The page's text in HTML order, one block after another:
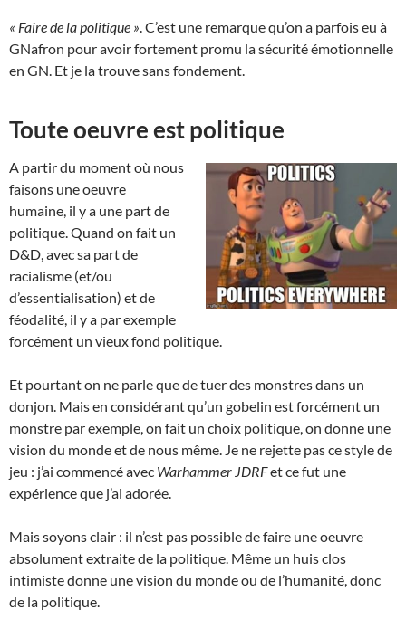
« Faire de la politique ». C’est une remarque qu’on a parfois eu à
GNafron pour avoir fortement promu la sécurité émotionnelle
en GN. Et je la trouve sans fondement.
Toute oeuvre est politique
A partir du moment où nous
faisons une oeuvre
humaine, il y a une part de
politique. Quand on fait un
D&D, avec sa part de
racialisme (et/ou
d’essentialisation) et de
féodalité, il y a par exemple
forcément un vieux fond politique.
Et pourtant on ne parle que de tuer des monstres dans un
donjon. Mais en considérant qu’un gobelin est forcément un
monstre par exemple, on fait un choix politique, on donne une
vision du monde et de nous même. Je ne rejette pas ce style de
jeu : j’ai commencé avec Warhammer JDRFet ce fut une
expérience que j’ai adorée.
Mais soyons clair : il n’est pas possible de faire une oeuvre
absolument extraite de la politique. Même un huis clos
intimiste donne une vision du monde ou de l’humanité, donc
de la politique.